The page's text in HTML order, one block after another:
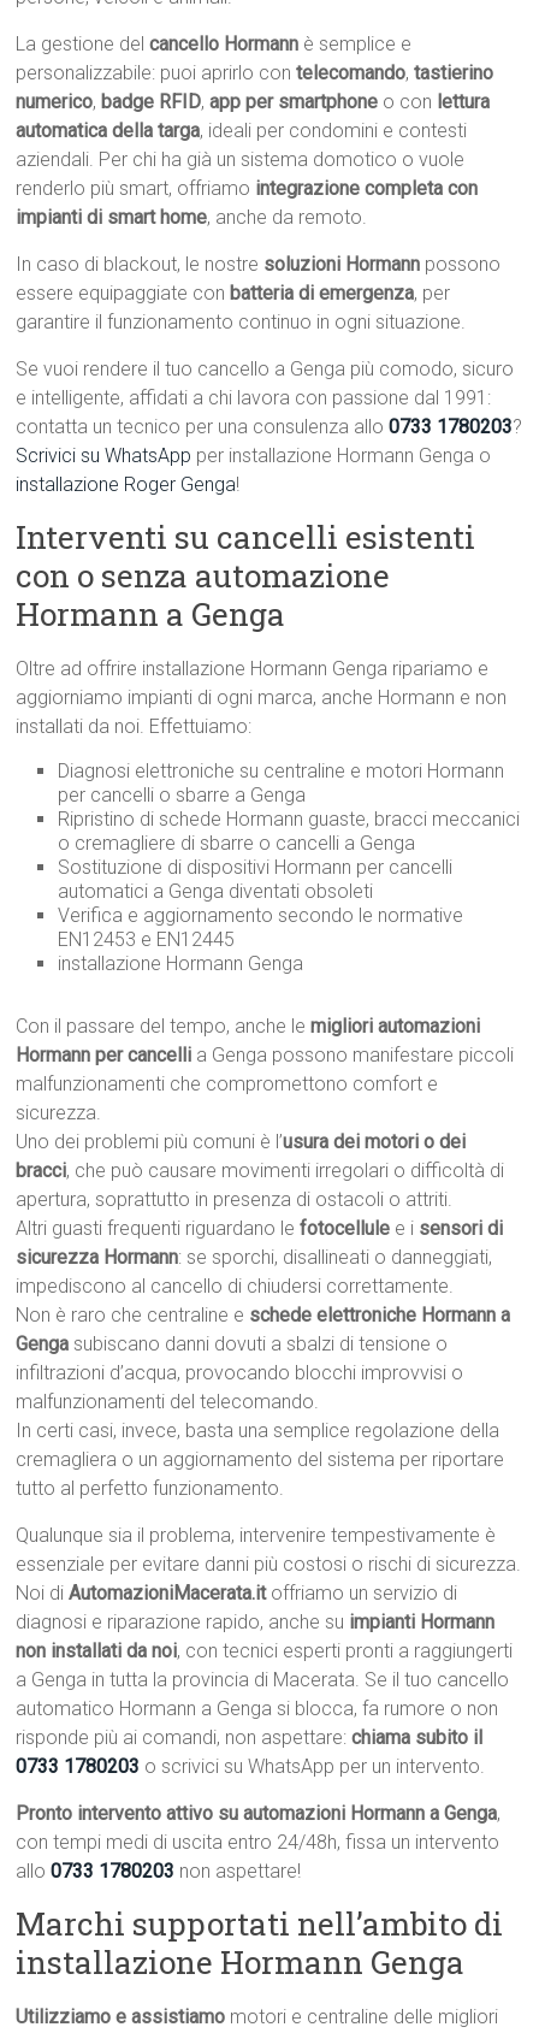
La gestione delcancello Hormann è semplice e
personalizzabile: puoi aprirlo contelecomando,tastierino
numerico, badge RFID,app per smartphone o con lettura
automatica della targa, ideali per condomini e contesti
aziendali. Per chi ha già un sistema domotico o vuole
renderlo più smart, offriamo integrazione completa con
impianti di smart home, anche da remoto.
In caso di blackout, le nostre soluzioni Hormann possono
essere equipaggiate con batteria di emergenza, per
garantire il funzionamento continuo in ogni situazione.
Se vuoi rendere il tuo cancello a Genga più comodo, sicuro
e intelligente, affidati a chi lavora con passione dal 1991:
contatta un tecnico per una consulenza allo0733 1780203?
Scrivici su WhatsApp per installazione Hormann Genga o
installazione Roger Genga!
Interventi su cancelli esistenti
con o senza automazione
Hormann a Genga
Oltre ad offrire installazione Hormann Genga ripariamo e
aggiorniamo impianti di ogni marca, anche Hormann e non
installati da noi. Effettuiamo:
Diagnosi elettroniche su centraline e motori Hormann
per cancelli o sbarre a Genga
Ripristino di schede Hormann guaste, bracci meccanici
o cremagliere di sbarre o cancelli a Genga
Sostituzione di dispositivi Hormann per cancelli
automatici a Genga diventati obsoleti
Verifica e aggiornamento secondo le normative
EN12453 e EN12445
installazione Hormann Genga
Con il passare del tempo, anche lemigliori automazioni
Hormann per cancelli a Genga possono manifestare piccoli
malfunzionamenti che compromettono comfort e
sicurezza.
Uno dei problemi più comuni è l’usura dei motori o dei
bracci, che può causare movimenti irregolari o difficoltà di
apertura, soprattutto in presenza di ostacoli o attriti.
Altri guasti frequenti riguardano lefotocellule e i sensori di
sicurezza Hormann: se sporchi, disallineati o danneggiati,
impediscono al cancello di chiudersi correttamente.
Non è raro che centraline e schede elettroniche Hormann a
Genga subiscano danni dovuti a sbalzi di tensione o
infiltrazioni d’acqua, provocando blocchi improvvisi o
malfunzionamenti del telecomando.
In certi casi, invece, basta una semplice regolazione della
cremagliera o un aggiornamento del sistema per riportare
tutto al perfetto funzionamento.
Qualunque sia il problema, intervenire tempestivamente è
essenziale per evitare danni più costosi o rischi di sicurezza.
Noi diAutomazioniMacerata.itoffriamo un servizio di
diagnosi e riparazione rapido, anche su impianti Hormann
non installati da noi, con tecnici esperti pronti a raggiungerti
a Genga in tutta la provincia di Macerata. Se il tuo cancello
automatico Hormann a Genga si blocca, fa rumore o non
risponde più ai comandi, non aspettare:chiama subito il
0733 1780203 o scrivici su WhatsApp per un intervento.
Pronto intervento attivo su automazioni Hormann a Genga,
con tempi medi di uscita entro 24/48h, fissa un intervento
allo0733 1780203 non aspettare!
Marchi supportati nell’ambito di
installazione Hormann Genga
Utilizziamo e assistiamo motori e centraline delle migliori